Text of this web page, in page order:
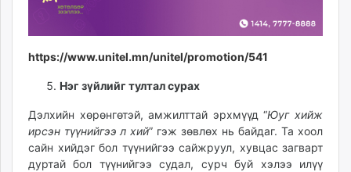
https://www.unitel.mn/unitel/promotion/541
Нэг зүйлийг тултал сурах
Дэлхийн хөрөнгөтэй, амжилттай эрхмүүд “Юуг хийж
ирсэн түүнийгээ л хий” гэж зөвлөх нь байдаг. Та хоол
сайн хийдэг бол түүнийгээ сайжруул, хувцас загварт
дуртай бол түүнийгээ судал, сурч буй хэлээ илүү